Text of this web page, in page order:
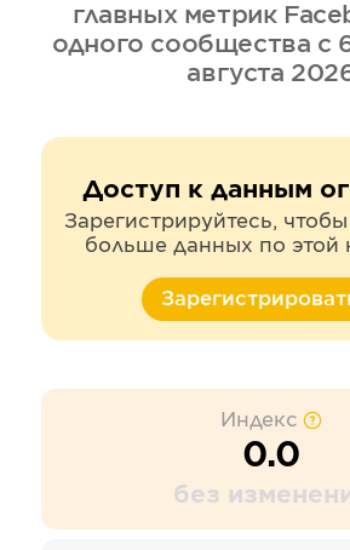
главных метрик
одного сообщества с
августа
Доступ к данным
Зарегистрируйтесь,
больше данных по этой
Индекс
0.0
без